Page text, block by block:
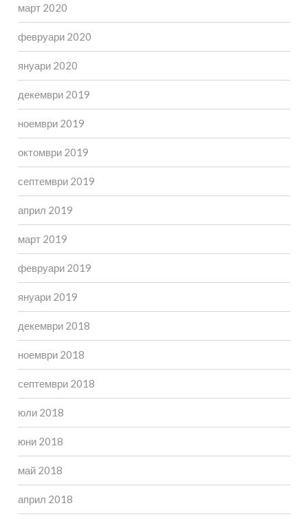
март 2020
февруари 2020
януари 2020
декември 2019
ноември 2019
октомври 2019
септември 2019
април 2019
март 2019
февруари 2019
януари 2019
декември 2018
ноември 2018
септември 2018
юли 2018
юни 2018
май 2018
април 2018